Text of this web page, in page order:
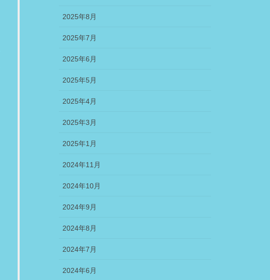
2025年8月
2025年7月
2025年6月
2025年5月
2025年4月
2025年3月
2025年1月
2024年11月
2024年10月
2024年9月
2024年8月
2024年7月
2024年6月